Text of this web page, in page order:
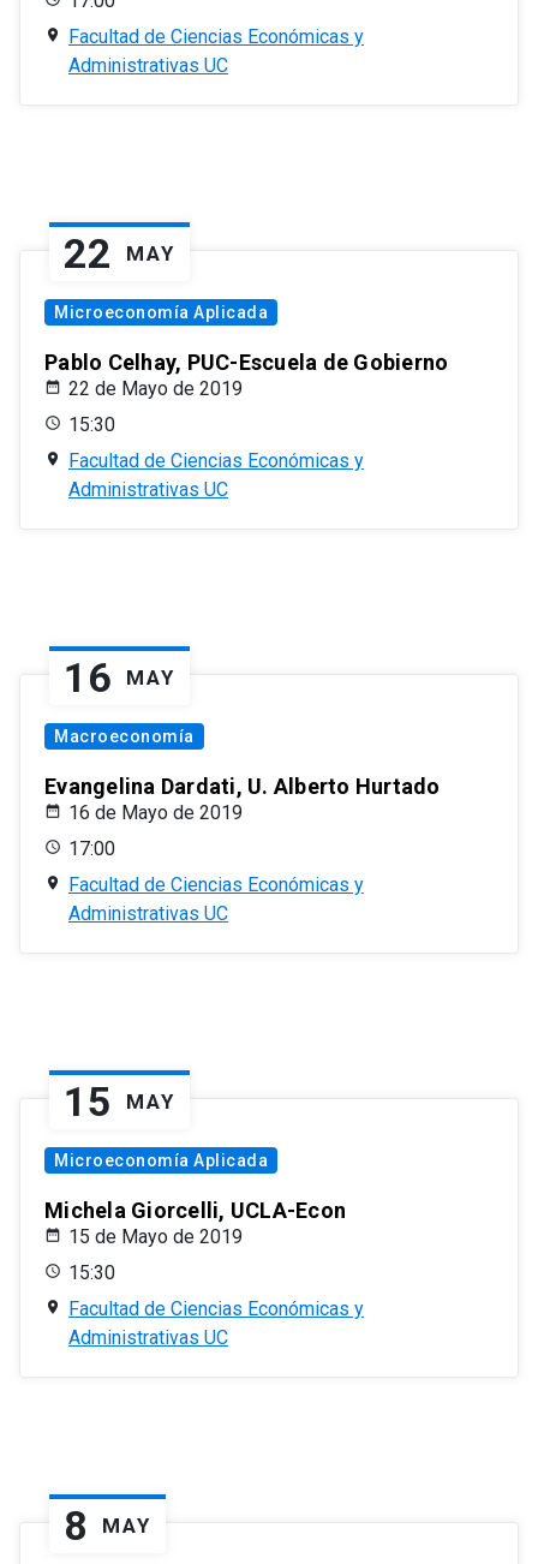
Facultad de Ciencias Económicas y
Administrativas UC
22 MAY
Microeconomía Aplicada
Pablo Celhay, PUC-Escuela de Gobierno
22 de Mayo de 2019
15:30
Facultad de Ciencias Económicas y
Administrativas UC
16 MAY
Macroeconomía
Evangelina Dardati, U. Alberto Hurtado
16 de Mayo de 2019
17:00
Facultad de Ciencias Económicas y
Administrativas UC
15 MAY
Microeconomía Aplicada
Michela Giorcelli, UCLA-Econ
15 de Mayo de 2019
15:30
Facultad de Ciencias Económicas y
Administrativas UC
8 MAY